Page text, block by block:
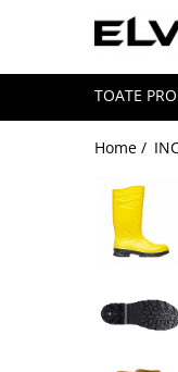
Toate Produsele
IMBRACAMINTE
IMBRACAMINTE DE
IMBRACAMINTE DE
IMBRACAMINTE
TOATE
Home /